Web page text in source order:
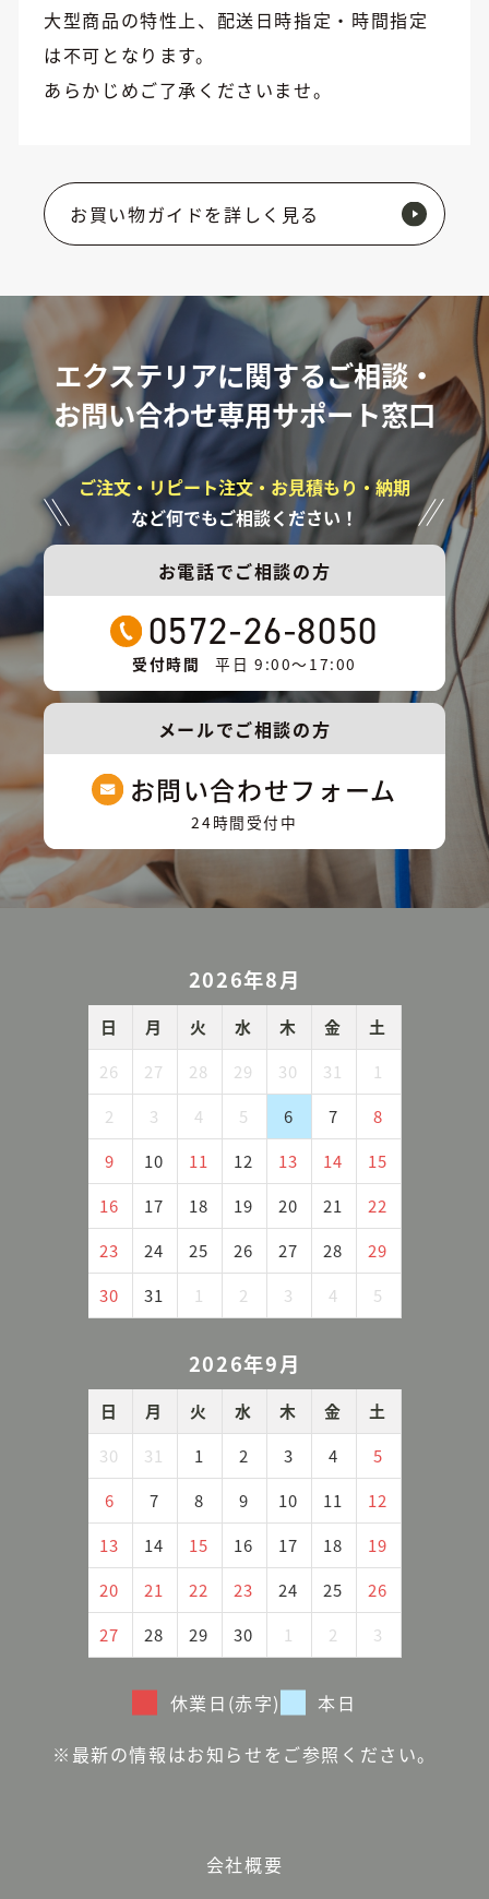
大型商品の特性上、配送日時指定・時間指定
は不可となります。
あらかじめご了承くださいませ。
お買い物ガイドを詳しく見る
エクステリアに関するご相談・
お問い合わせ専用サポート窓口
ご注文・リピート注文・お見積もり・納期
など何でもご相談ください！
お電話でご相談の方
0572-26-8050
受付時間 平日 9:00〜17:00
メールでご相談の方
お問い合わせフォーム
24時間受付中
会社概要
2026年8月
日 月 火 水 木 金
土
26
27 28 29 30 31
1
2
3 4 5 6 7
8
9
10 11 12 13 14
15
16
17 18 19 20 21
22
23
24 25 26 27 28
29
30
31 1 2 3 4 5
2026年9月
日 月 火 水 木 金
土
30
31 1 2 3 4
5
6
7 8 9 10 11
12
13
14 15 16 17 18
19
20
21 22 23 24 25
26
27
28 29 30 1 2 3
休業日(赤字)
本日
※最新の情報はお知らせをご参照ください。